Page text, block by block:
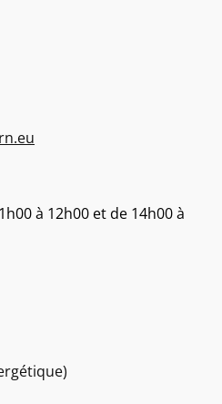
à 12h00 et de 14h00 à